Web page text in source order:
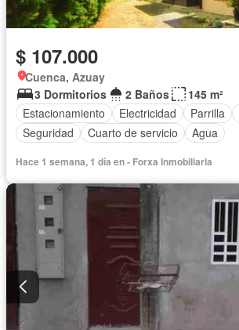
$ 107.000
Cuenca, Azuay
3 Dormitorios
2 Baños
145 m²
Estacionamiento
Electricidad Parrilla
Seguridad
Cuarto de servicio Agua
Hace 1 semana, 1 día en - Forxa Inmobiliaria